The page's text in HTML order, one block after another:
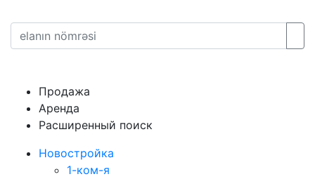
Продажа
Аренда
Расширенный поиск
Новостройка
1-ком-я